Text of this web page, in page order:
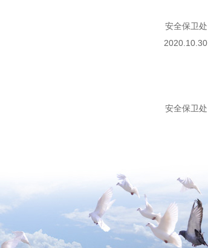
安全保卫处
2020.10.30
安全保卫处